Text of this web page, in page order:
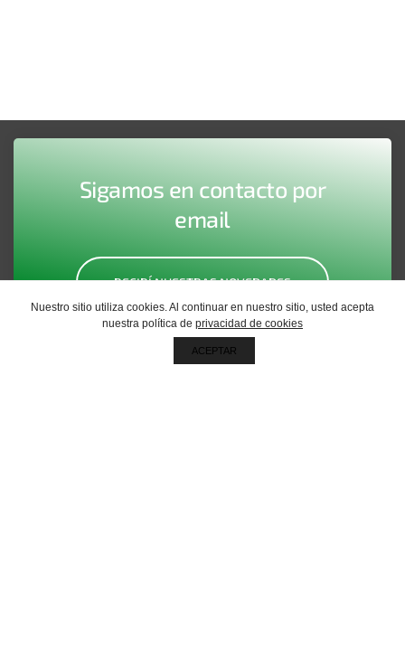
Sigamos en contacto por
email
RECIBÍ NUESTRAS NOVEDADES
Nuestro sitio utiliza cookies. Al continuar en nuestro sitio, usted acepta
nuestra política de privacidad de cookies
ACEPTAR